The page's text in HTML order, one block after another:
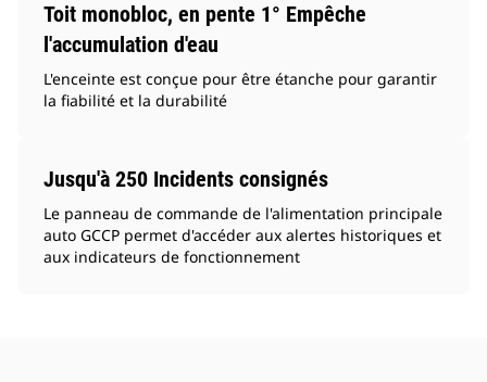
Toit monobloc, en pente 1° Empêche
l'accumulation d'eau
L'enceinte est conçue pour être étanche pour garantir
la fiabilité et la durabilité
Jusqu'à 250 Incidents consignés
Le panneau de commande de l'alimentation principale
auto GCCP permet d'accéder aux alertes historiques et
aux indicateurs de fonctionnement